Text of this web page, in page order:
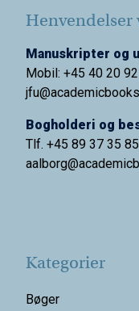
Henvendelser
Manuskripter og
Mobil: +45 40 20
Bogholderi og
Tlf. +45 89 37 35 85
aalborg@
Kategorier
Bøger